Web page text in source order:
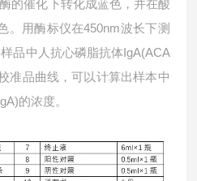
的催化下转化成蓝色，并在酸
。用酶标仪在450nm波长下测
品中 人抗心磷脂抗体IgA(ACA
准品曲线，可以计算出样本中
的浓度。